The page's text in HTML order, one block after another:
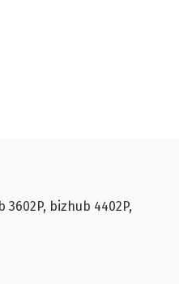
3602P, bizhub 4402P,